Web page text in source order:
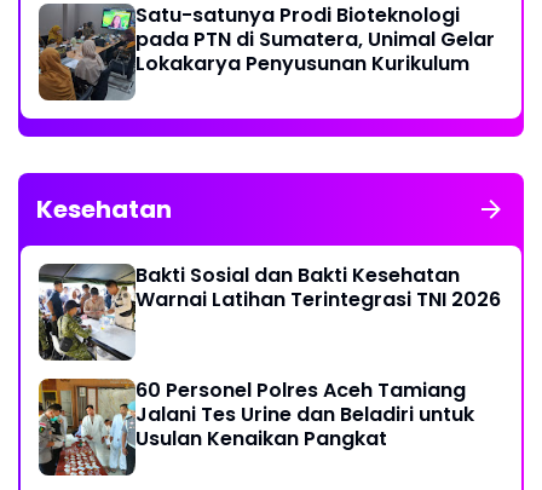
Satu-satunya Prodi Bioteknologi
pada PTN di Sumatera, Unimal Gelar
Lokakarya Penyusunan Kurikulum
Kesehatan
Bakti Sosial dan Bakti Kesehatan
Warnai Latihan Terintegrasi TNI 2026
60 Personel Polres Aceh Tamiang
Jalani Tes Urine dan Beladiri untuk
Usulan Kenaikan Pangkat